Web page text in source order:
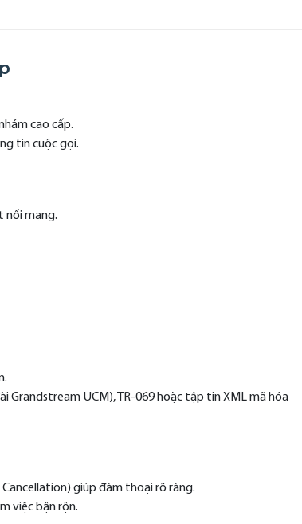
cao cấp.
tin cuộc gọi.
nối mạng.
Grandstream UCM), TR-069 hoặc tập tin XML mã hóa
Cancellation) giúp đàm thoại rõ ràng.
việc bận rộn.